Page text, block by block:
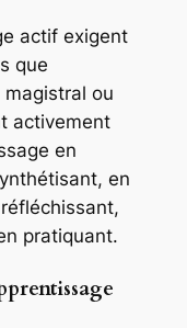
actif exigent
que
ou
activement
en
en
pratiquant.